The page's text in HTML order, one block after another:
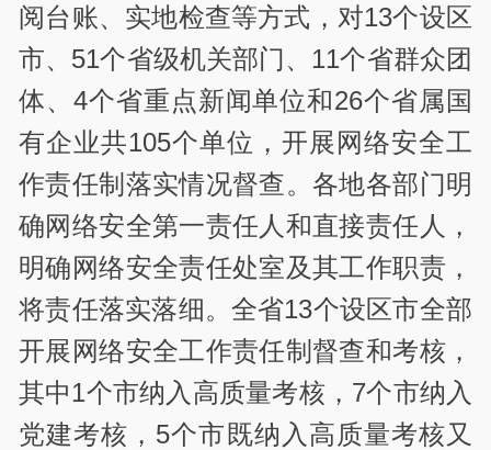
阅台账、实地检查等方式，对13个设区
市、51个省级机关部门、11个省群众团
体、4个省重点新闻单位和26个省属国
有企业共105个单位，开展网络安全工
作责任制落实情况督查。各地各部门明
确网络安全第一责任人和直接责任人，
明确网络安全责任处室及其工作职责，
将责任落实落细。全省13个设区市全部
开展网络安全工作责任制督查和考核，
其中1个市纳入高质量考核，7个市纳入
党建考核，5个市既纳入高质量考核又